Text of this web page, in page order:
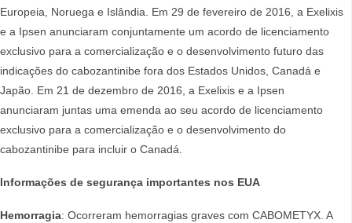
Europeia, Noruega e Islândia. Em 29 de fevereiro de 2016, a Exelixis
e a Ipsen anunciaram conjuntamente um acordo de licenciamento
exclusivo para a comercialização e o desenvolvimento futuro das
indicações do cabozantinibe fora dos Estados Unidos, Canadá e
Japão. Em 21 de dezembro de 2016, a Exelixis e a Ipsen
anunciaram juntas uma emenda ao seu acordo de licenciamento
exclusivo para a comercialização e o desenvolvimento do
cabozantinibe para incluir o Canadá.
Informações de segurança importantes nos EUA
Hemorragia: Ocorreram hemorragias graves com CABOMETYX. A